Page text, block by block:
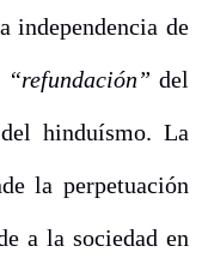
independencia de
“refundación” del
hinduísmo. La
la perpetuación
a la sociedad en